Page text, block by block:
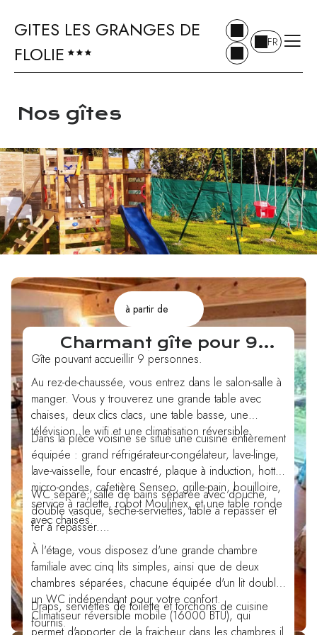
GITES LES GRANGES DE
FLOLIE
FR
Nos gîtes
à partir de
120€/nuit
Charmant gîte pour 9
personnes, à la campagne
Gîte pouvant accueillir 9 personnes.
Au rez-de-chaussée, vous entrez dans le salon-salle à
manger. Vous y trouverez une grande table avec
chaises, deux clics clacs, une table basse, une
télévision, le wifi et une climatisation réversible.
Dans la pièce voisine se situe une cuisine entièrement
équipée : grand réfrigérateur-congélateur, lave-linge,
lave-vaisselle, four encastré, plaque à induction, hotte,
micro-ondes, cafetière Senseo, grille-pain, bouilloire,
service à raclette, robot Moulinex, et une table ronde
avec chaises.
WC séparé; salle de bains séparée avec douche,
double vasque, sèche-serviettes, table à repasser et
fer à repasser.
À l'étage, vous disposez d'une grande chambre
familiale avec cinq lits simples, ainsi que de deux
chambres séparées, chacune équipée d'un lit double.
un WC indépendant pour votre confort.
Climatiseur réversible mobile (16000 BTU), qui
Draps, serviettes de toilette et torchons de cuisine
fournis.